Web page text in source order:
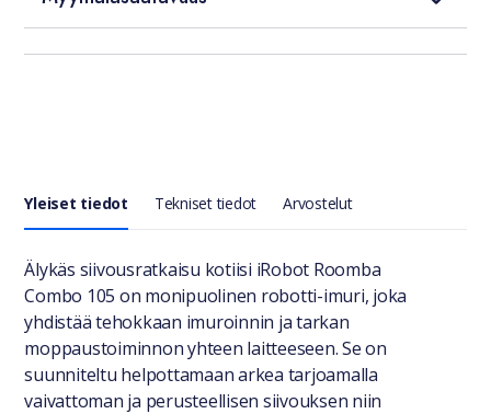
Yleiset tiedot Tekniset tiedot Arvostelut
Yleiset tiedot
Älykäs siivousratkaisu kotiisi iRobot Roomba
Combo 105 on monipuolinen robotti-imuri, joka
yhdistää tehokkaan imuroinnin ja tarkan
moppaustoiminnon yhteen laitteeseen. Se on
suunniteltu helpottamaan arkea tarjoamalla
vaivattoman ja perusteellisen siivouksen niin